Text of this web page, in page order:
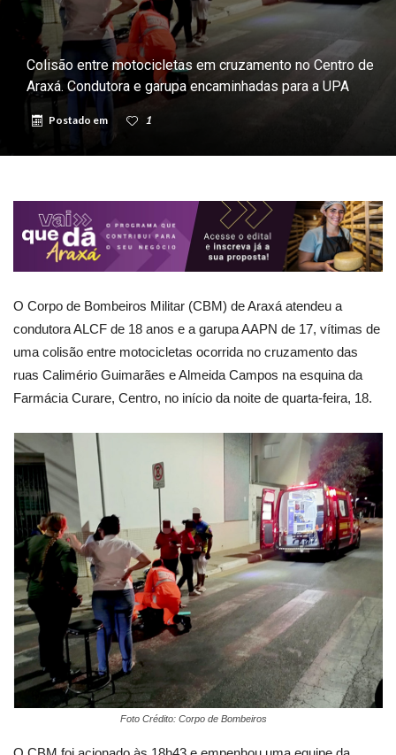
Colisão entre motocicletas em cruzamento no Centro de
Araxá. Condutora e garupa encaminhadas para a UPA
Postado em 1
O Corpo de Bombeiros Militar (CBM) de Araxá atendeu a
condutora ALCF de 18 anos e a garupa AAPN de 17, vítimas de
uma colisão entre motocicletas ocorrida no cruzamento das
ruas Calimério Guimarães e Almeida Campos na esquina da
Farmácia Curare, Centro, no início da noite de quarta-feira, 18.
Foto Crédito: Corpo de Bombeiros